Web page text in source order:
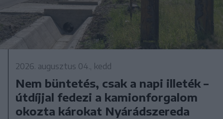
2026. augusztus 04., kedd
Nem büntetés, csak a napi illeték –
útdíjjal fedezi a kamionforgalom
okozta károkat Nyárádszereda